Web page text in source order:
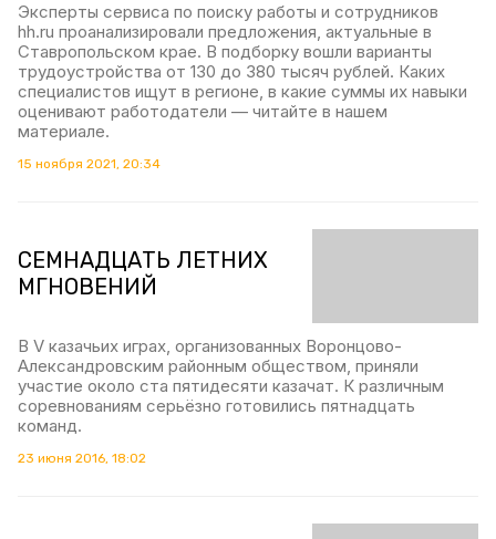
Эксперты сервиса по поиску работы и сотрудников
hh.ru проанализировали предложения, актуальные в
Ставропольском крае. В подборку вошли варианты
трудоустройства от 130 до 380 тысяч рублей. Каких
специалистов ищут в регионе, в какие суммы их навыки
оценивают работодатели — читайте в нашем
материале.
15 ноября 2021, 20:34
СЕМНАДЦАТЬ ЛЕТНИХ
МГНОВЕНИЙ
В V казачьих играх, организованных Воронцово-
Александровским районным обществом, приняли
участие около ста пятидесяти казачат. К различным
соревнованиям серьёзно готовились пятнадцать
команд.
23 июня 2016, 18:02